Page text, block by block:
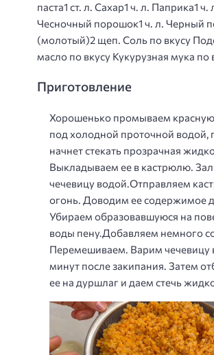
паста1 ст. л. Сахар1 ч. л. Паприка1 ч.
Чесночный порошок1 ч. л. Черный
(молотый)2 щеп. Соль по вкусу
масло по вкусу Кукурузная мука по
Приготовление
Хорошенько промываем
под холодной проточной водой,
начнет стекать прозрачная
Выкладываем ее в кастрюлю.
чечевицу водой.Отправляем
огонь. Доводим ее содержимое
Убираем образовавшуюся на
воды пену.Добавляем немного
Перемешиваем. Варим чечевицу
минут после закипания. Затем
ее на дуршлаг и даем стечь